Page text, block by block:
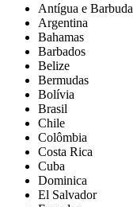
Antígua e Barbuda
Argentina
Bahamas
Barbados
Belize
Bermudas
Bolívia
Brasil
Chile
Colômbia
Costa Rica
Cuba
Dominica
El Salvador